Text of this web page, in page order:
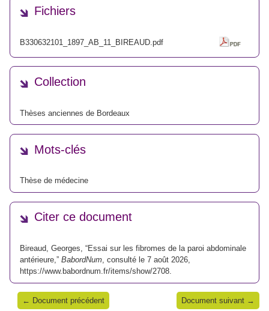
Fichiers
B330632101_1897_AB_11_BIREAUD.pdf
Collection
Thèses anciennes de Bordeaux
Mots-clés
Thèse de médecine
Citer ce document
Bireaud, Georges, “Essai sur les fibromes de la paroi abdominale
antérieure,” BabordNum , consulté le 7 août 2026,
https://www.babordnum.fr/items/show/2708
← Document précédent Document suivant →